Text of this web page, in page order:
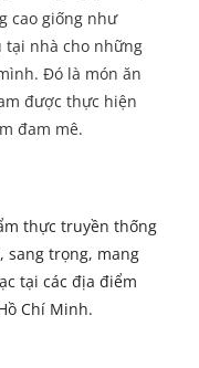
cao giống như
tại nhà cho những
Đó là món ăn
được thực hiện
đam mê.
thực truyền thống
sang trọng, mang
tại các địa điểm
Chí Minh.